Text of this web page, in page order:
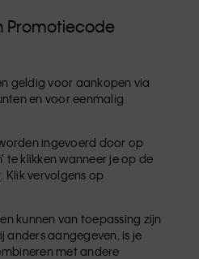
Promotiecode
geldig voor aankopen via
en voor eenmalig
ingevoerd door op
te klikken wanneer je op de
vervolgens op
kunnen van toepassing zijn
aangegeven, is je
met andere